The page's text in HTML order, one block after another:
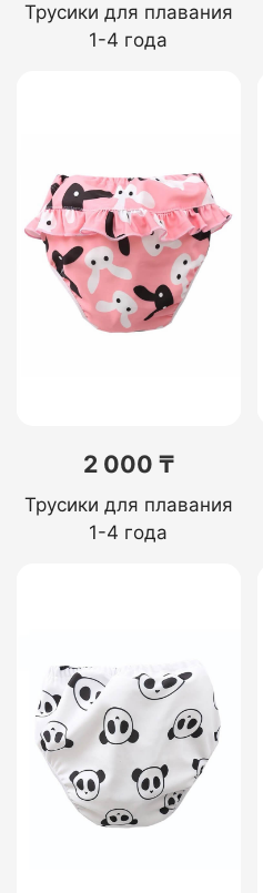
Трусики для плавания
1-4 года
2 000 ₸
Трусики для плавания
1-4 года